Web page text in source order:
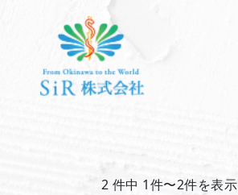
2 件中 1件〜2件を表示